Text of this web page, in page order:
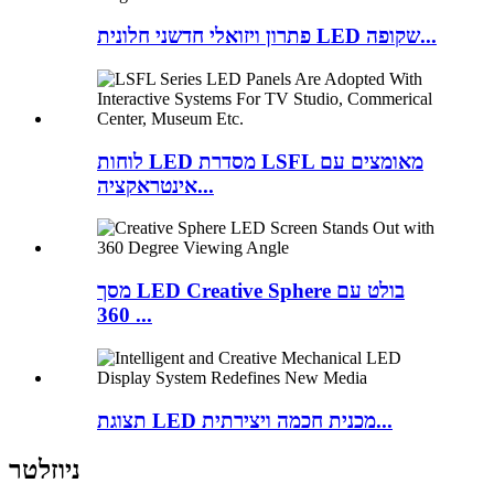
פתרון ויזואלי חדשני חלונית LED שקופה...
לוחות LED מסדרת LSFL מאומצים עם
אינטראקציה...
מסך LED Creative Sphere בולט עם
360 ...
תצוגת LED מכנית חכמה ויצירתית...
ניוזלטר